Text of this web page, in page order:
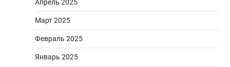
Апрель 2025
Март 2025
Февраль 2025
Январь 2025